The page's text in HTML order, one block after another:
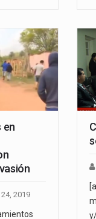
en
2019